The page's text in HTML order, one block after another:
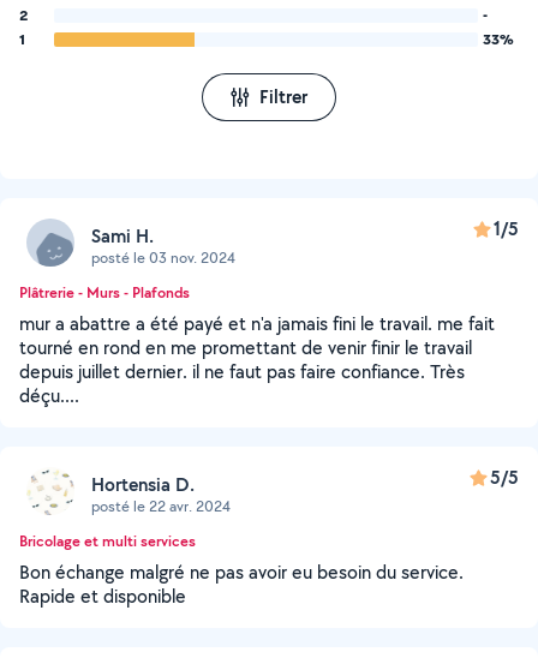
2
-
1
33%
Filtrer
Sami H.
posté le 03 nov. 2024
1/5
Plâtrerie - Murs - Plafonds
mur a abattre a été payé et n'a jamais fini le travail. me fait
tourné en rond en me promettant de venir finir le travail
depuis juillet dernier. il ne faut pas faire confiance. Très
déçu....
Hortensia D.
posté le 22 avr. 2024
5/5
Bricolage et multi services
Bon échange malgré ne pas avoir eu besoin du service.
Rapide et disponible